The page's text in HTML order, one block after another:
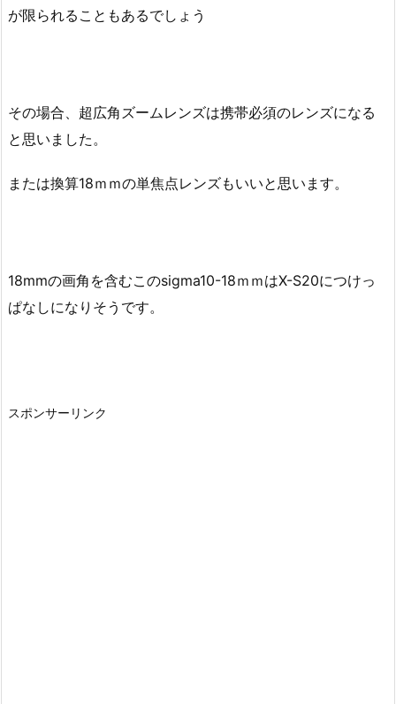
が限られることもあるでしょう
その場合、超広角ズームレンズは携帯必須のレンズになる
と思いました。
または換算18ｍｍの単焦点レンズもいいと思います。
18mmの画角を含むこのsigma10-18ｍｍはX-S20につけっ
ぱなしになりそうです。
スポンサーリンク